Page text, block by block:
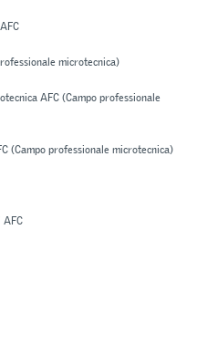
microtecnica)
AFC (Campo professionale
(Campo professionale microtecnica)